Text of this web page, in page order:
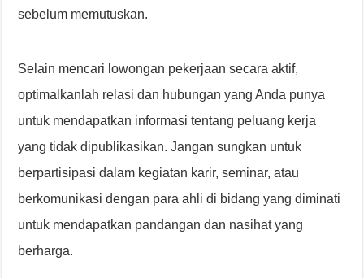
sebelum memutuskan.
Selain mencari lowongan pekerjaan secara aktif,
optimalkanlah relasi dan hubungan yang Anda punya
untuk mendapatkan informasi tentang peluang kerja
yang tidak dipublikasikan. Jangan sungkan untuk
berpartisipasi dalam kegiatan karir, seminar, atau
berkomunikasi dengan para ahli di bidang yang diminati
untuk mendapatkan pandangan dan nasihat yang
berharga.